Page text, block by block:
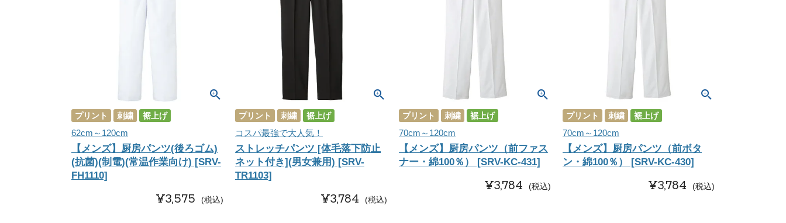
プリント 刺繍 裾上げ
62cm～120cm
【メンズ】厨房パンツ(後ろゴム)
(抗菌)(制電)(常温作業向け) [SRV-
FH1110]
¥3,575 税込
プリント 刺繍 裾上げ
コスパ最強で大人気！
ストレッチパンツ [体毛落下防止
ネット付き](男女兼用) [SRV-
TR1103]
¥3,784 税込
プリント 刺繍 裾上げ
70cm～120cm
【メンズ】厨房パンツ（前ファス
ナー・綿100％） [SRV-KC-431]
¥3,784 税込
プリント 刺繍 裾上げ
70cm～120cm
【メンズ】厨房パンツ（前ボタ
ン・綿100％） [SRV-KC-430]
¥3,784 税込